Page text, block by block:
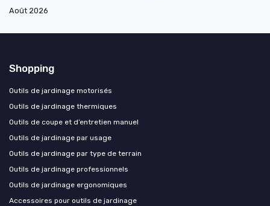
Août 2026
Shopping
Outils de jardinage motorisés
Outils de jardinage thermiques
Outils de coupe et d’entretien manuel
Outils de jardinage par usage
Outils de jardinage par type de terrain
Outils de jardinage professionnels
Outils de jardinage ergonomiques
Accessoires pour outils de jardinage